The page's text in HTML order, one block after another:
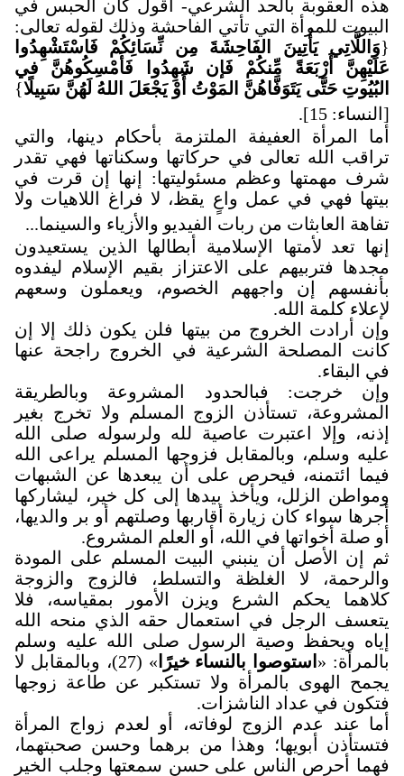
هذه العقوبة بالحد الشرعي- أقول كان الحبس في
البيوت للمرأة التي تأتي الفاحشة وذلك لقوله تعالى:
{وَاللَّاتِي يَأْتِينَ الفَاحِشَةَ مِن نِّسَائِكُمْ فَاسْتَشْهِدُوا
عَلَيْهِنَّ أَرْبَعَةً مِّنكُمْ فَإن شَهِدُوا فَأَمْسِكُوهُنَّ في
البُيُوتِ حَتَّى يَتَوَفَّاهُنَّ المَوْتُ أَوْ يَجْعَلَ اللهُ لَهُنَّ سَبِيلًا}
[النساء: 15].
أما المرأة العفيفة الملتزمة بأحكام دينها، والتي
تراقب الله تعالى في حركاتها وسكناتها فهي تقدر
شرف مهمتها وعظم مسئوليتها: إنها إن قرت في
بيتها فهي في عمل واعٍ يقظ، لا فراغ اللاهيات ولا
تفاهة العابثات من ربات الفيديو والأزياء والسينما...
إنها تعد لأمتها الإسلامية أبطالها الذين يستعيدون
مجدها فتربيهم على الاعتزاز بقيم الإسلام ليفدوه
بأنفسهم إن واجههم الخصوم، ويعملون وسعهم
لإعلاء كلمة الله.
وإن أرادت الخروج من بيتها فلن يكون ذلك إلا إن
كانت المصلحة الشرعية في الخروج راجحة عنها
في البقاء.
وإن خرجت: فبالحدود المشروعة وبالطريقة
المشروعة، تستأذن الزوج المسلم ولا تخرج بغير
إذنه، وإلا اعتبرت عاصية لله ولرسوله صلى الله
عليه وسلم، وبالمقابل فزوجها المسلم يراعى الله
فيما ائتمنه، فيحرص على أن يبعدها عن الشبهات
ومواطن الزلل، ويأخذ بيدها إلى كل خير، ليشاركها
أجرها سواء كان زيارة أقاربها وصلتهم أو بر والديها،
أو صلة أخواتها في الله، أو العلم المشروع.
ثم إن الأصل أن ينبني البيت المسلم على المودة
والرحمة، لا الغلظة والتسلط، فالزوج والزوجة
كلاهما يحكم الشرع ويزن الأمور بمقياسه، فلا
يتعسف الرجل في استعمال حقه الذي منحه الله
إياه ويحفظ وصية الرسول صلى الله عليه وسلم
بالمرأة: « استوصوا بالنساء خيرًا
» (27)، وبالمقابل لا
يجمح الهوى بالمرأة ولا تستكبر عن طاعة زوجها
فتكون في عداد الناشزات.
أما عند عدم الزوج لوفاته، أو لعدم زواج المرأة
فتستأذن أبويها؛ وهذا من برهما وحسن صحبتهما،
فهما أحرص الناس على حسن سمعتها وجلب الخير